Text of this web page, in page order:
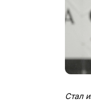
Стал